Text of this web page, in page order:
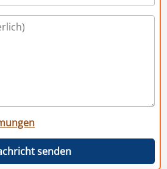
senden